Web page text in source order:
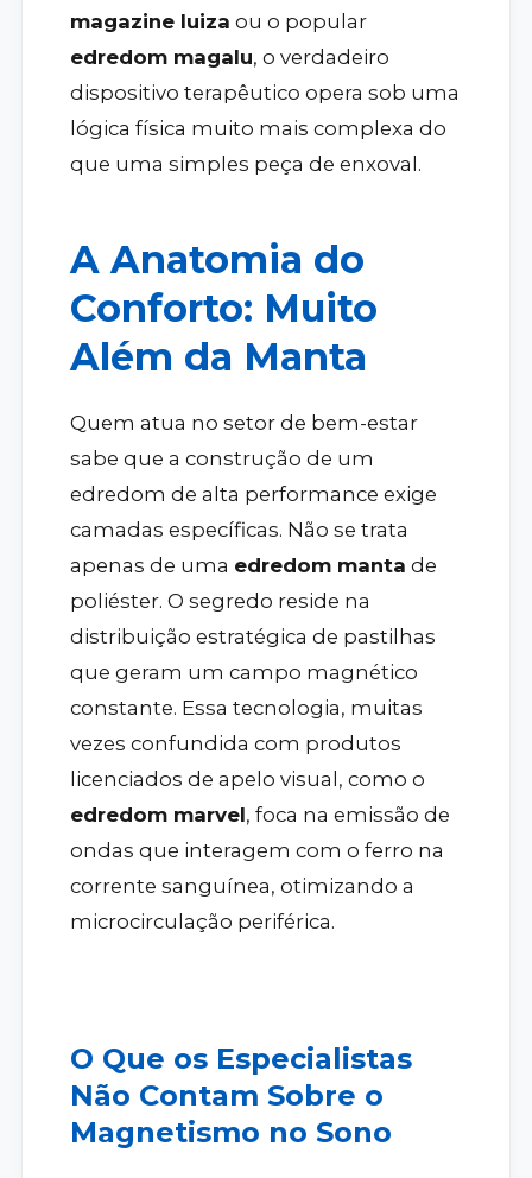
magazine luiza ou o popular
edredom magalu, o verdadeiro
dispositivo terapêutico opera sob uma
lógica física muito mais complexa do
que uma simples peça de enxoval.
A Anatomia do
Conforto: Muito
Além da Manta
Quem atua no setor de bem-estar
sabe que a construção de um
edredom de alta performance exige
camadas específicas. Não se trata
apenas de uma edredom manta de
poliéster. O segredo reside na
distribuição estratégica de pastilhas
que geram um campo magnético
constante. Essa tecnologia, muitas
vezes confundida com produtos
licenciados de apelo visual, como o
edredom marvel, foca na emissão de
ondas que interagem com o ferro na
corrente sanguínea, otimizando a
microcirculação periférica.
O Que os Especialistas
Não Contam Sobre o
Magnetismo no Sono